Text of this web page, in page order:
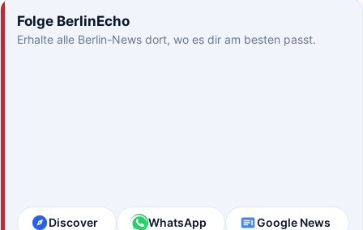
Folge BerlinEcho
Erhalte alle Berlin-News dort, wo es dir am besten passt.
Discover WhatsApp Google News